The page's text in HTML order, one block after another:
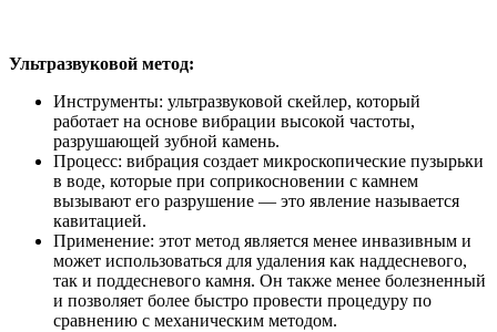
Ультразвуковой метод:
Инструменты: ультразвуковой скейлер, который
работает на основе вибрации высокой частоты,
разрушающей зубной камень.
Процесс: вибрация создает микроскопические пузырьки
в воде, которые при соприкосновении с камнем
вызывают его разрушение — это явление называется
кавитацией.
Применение: этот метод является менее инвазивным и
может использоваться для удаления как наддесневого,
так и поддесневого камня. Он также менее болезненный
и позволяет более быстро провести процедуру по
сравнению с механическим методом.